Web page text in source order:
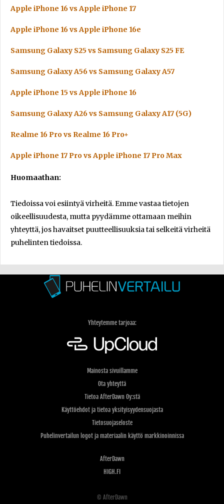
Apple iPhone 16 vs Apple iPhone 17
Apple iPhone 16 vs Apple iPhone 16e
Samsung Galaxy S25 vs Samsung Galaxy S25 FE
Samsung Galaxy A56 vs Samsung Galaxy A57
Apple iPhone 15 vs Apple iPhone 16
Samsung Galaxy A26 vs Samsung Galaxy A17 (5G)
Realme 16 Pro vs Realme 16 Pro+
Apple iPhone 17 Pro vs Apple iPhone 17 Pro Max
Huomaathan:
Tiedoissa voi esiintyä virheitä. Emme vastaa tietojen
oikeellisuudesta, mutta pyydämme ottamaan meihin
yhteyttä, jos havaitset puutteellisuuksia tai selkeitä virheitä
puhelinten tiedoissa.
Yhteytemme tarjoaa:
Mainosta sivuillamme
Ota yhteyttä
Tietoa AfterDawn Oy:stä
Käyttöehdot ja tietoa yksityisyydensuojasta
Tietosuojaseloste
Puhelinvertailun logot ja materiaalin käyttö markkinoinnissa
AfterDawn
HIGH.FI
© AfterDawn